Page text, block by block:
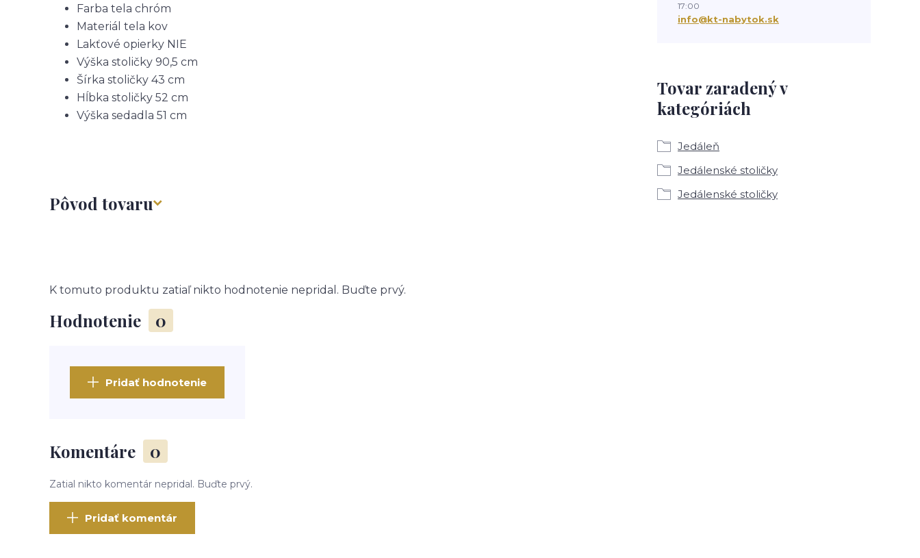
Farba tela chróm
Materiál tela kov
Lakťové opierky NIE
Výška stoličky 90,5 cm
Šírka stoličky 43 cm
Hĺbka stoličky 52 cm
Výška sedadla 51 cm
Pôvod tovaru
Hodnotenie 0
K tomuto produktu zatiaľ nikto hodnotenie nepridal. Buďte prvý.
Pridať hodnotenie
Komentáre 0
Zatial nikto komentár nepridal. Buďte prvý.
Pridať komentár
Tovar zaradený v
kategóriách
Jedáleň
Jedálenské stoličky
Jedálenské stoličky
17:00
info@kt-nabytok.sk